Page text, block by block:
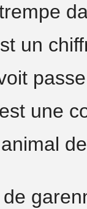
un
une